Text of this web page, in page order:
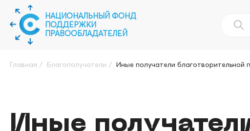
НАЦИОНАЛЬНЫЙ ФОНД
ПОДДЕРЖКИ
ПРАВООБЛАДАТЕЛЕЙ
Главная / Благополучатели / Иные получатели благотворительной
Иные